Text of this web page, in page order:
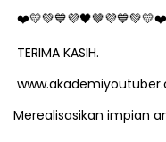
❤💛💚💙💜🖤🤎💜💙💚💛❤
TERIMA KASIH.
Merealisasikan impian